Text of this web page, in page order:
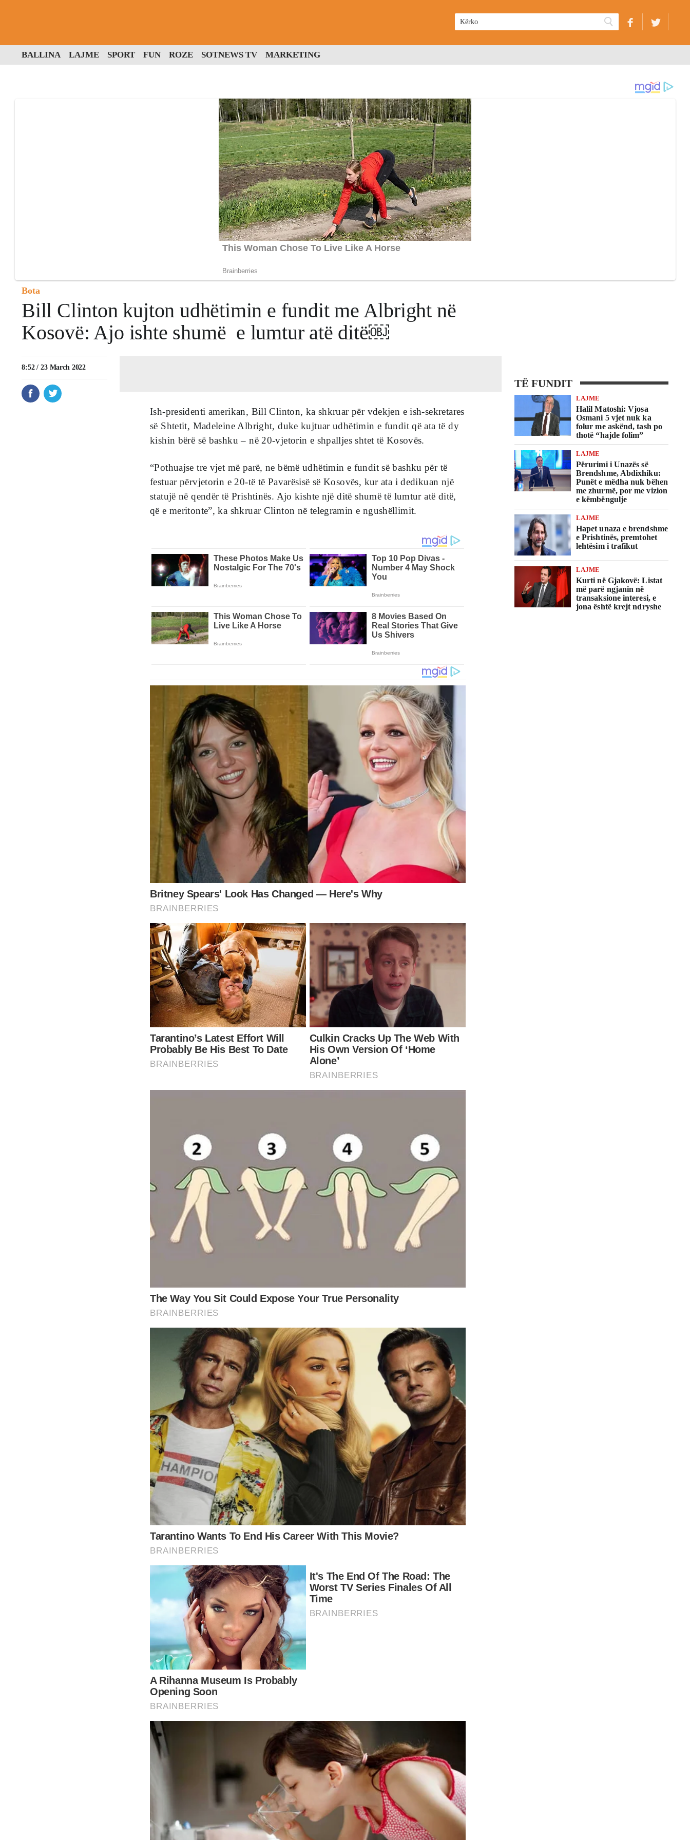
BALLINA LAJME SPORT FUN ROZE SOTNEWS TV MARKETING
Bota
Bill Clinton kujton udhëtimin e fundit me Albright në
Kosovë: Ajo ishte shumë e lumtur atë ditë￼
8:52 / 23 March 2022
TË FUNDIT
LAJME
Halil Matoshi: Vjosa
Osmani 5 vjet nuk ka
folur me askënd, tash po
thotë “hajde folim”
LAJME
Përurimi i Unazës së
Brendshme, Abdixhiku:
Punët e mëdha nuk bëhen
me zhurmë, por me vizion
e këmbëngulje
LAJME
Hapet unaza e brendshme
e Prishtinës, premtohet
lehtësim i trafikut
LAJME
Kurti në Gjakovë: Listat
më parë ngjanin në
transaksione interesi, e
jona është krejt ndryshe
Ish-presidenti amerikan, Bill Clinton, ka shkruar për vdekjen e ish-sekretares
së Shtetit, Madeleine Albright, duke kujtuar udhëtimin e fundit që ata të dy
kishin bërë së bashku – në 20-vjetorin e shpalljes shtet të Kosovës.
“Pothuajse tre vjet më parë, ne bëmë udhëtimin e fundit së bashku për të
festuar përvjetorin e 20-të të Pavarësisë së Kosovës, kur ata i dedikuan një
statujë në qendër të Prishtinës. Ajo kishte një ditë shumë të lumtur atë ditë,
që e meritonte”, ka shkruar Clinton në telegramin e ngushëllimit.